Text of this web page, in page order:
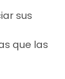
sus
que las